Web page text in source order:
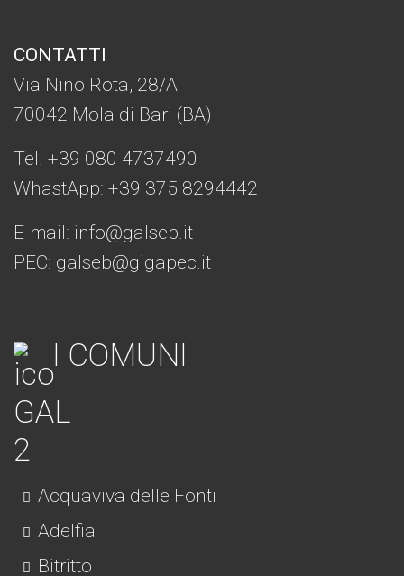
CONTATTI
Via Nino Rota, 28/A
70042 Mola di Bari (BA)
Tel. +39 080 4737490
WhastApp: +39 375 8294442
E-mail: info@galseb.it
PEC: galseb@gigapec.it
I COMUNI
Acquaviva delle Fonti
Adelfia
Bitritto